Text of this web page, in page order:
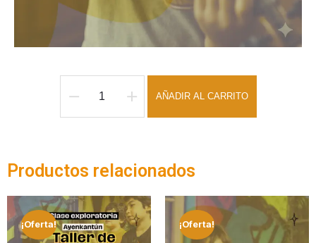
AÑADIR AL CARRITO
Productos relacionados
¡Oferta! ¡Oferta!